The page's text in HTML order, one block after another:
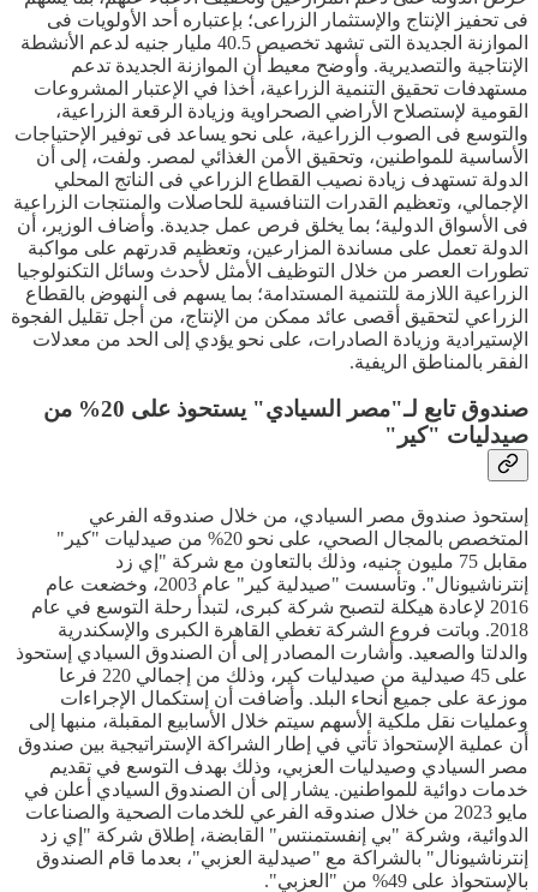
فى تحفيز الإنتاج والإستثمار الزراعى؛ بإعتباره أحد الأولويات فى
الموازنة الجديدة التى تشهد تخصيص 40.5 مليار جنيه لدعم الأنشطة
الإنتاجية والتصديرية. وأوضح معيط أن الموازنة الجديدة تدعم
مستهدفات تحقيق التنمية الزراعية، أخذا في الإعتبار المشروعات
القومية لإستصلاح الأراضي الصحراوية وزيادة الرقعة الزراعية،
والتوسع فى الصوب الزراعية، على نحو يساعد فى توفير الإحتياجات
الأساسية للمواطنين، وتحقيق الأمن الغذائي لمصر. ولفت، إلى أن
الدولة تستهدف زيادة نصيب القطاع الزراعي فى الناتج المحلي
الإجمالي، وتعظيم القدرات التنافسية للحاصلات والمنتجات الزراعية
فى الأسواق الدولية؛ بما يخلق فرص عمل جديدة. وأضاف الوزير، أن
الدولة تعمل على مساندة المزارعين، وتعظيم قدرتهم على مواكبة
تطورات العصر من خلال التوظيف الأمثل لأحدث وسائل التكنولوجيا
الزراعية اللازمة للتنمية المستدامة؛ بما يسهم فى النهوض بالقطاع
الزراعي لتحقيق أقصى عائد ممكن من الإنتاج، من أجل تقليل الفجوة
الإستيرادية وزيادة الصادرات، على نحو يؤدي إلى الحد من معدلات
الفقر بالمناطق الريفية.
صندوق تابع لـ"مصر السيادي" يستحوذ على 20% من
صيدليات "كير"
إستحوذ صندوق مصر السيادي، من خلال صندوقه الفرعي
المتخصص بالمجال الصحي، على نحو 20% من صيدليات "كير"
مقابل 75 مليون جنيه، وذلك بالتعاون مع شركة "إي زد
إنترناشيونال". وتأسست "صيدلية كير" عام 2003، وخضعت عام
2016 لإعادة هيكلة لتصبح شركة كبرى، لتبدأ رحلة التوسع في عام
2018. وباتت فروع الشركة تغطي القاهرة الكبرى والإسكندرية
والدلتا والصعيد. وأشارت المصادر إلى أن الصندوق السيادي إستحوذ
على 45 صيدلية من صيدليات كير، وذلك من إجمالي 220 فرعا
موزعة على جميع أنحاء البلد. وأضافت أن إستكمال الإجراءات
وعمليات نقل ملكية الأسهم سيتم خلال الأسابيع المقبلة، منبها إلى
أن عملية الإستحواذ تأتي في إطار الشراكة الإستراتيجية بين صندوق
مصر السيادي وصيدليات العزبي، وذلك بهدف التوسع في تقديم
خدمات دوائية للمواطنين. يشار إلى أن الصندوق السيادي أعلن في
مايو 2023 من خلال صندوقه الفرعي للخدمات الصحية والصناعات
الدوائية، وشركة "بي إنفستمنتس" القابضة، إطلاق شركة "إي زد
إنترناشيونال" بالشراكة مع "صيدلية العزبي"، بعدما قام الصندوق
بالإستحواذ على 49% من "العزبي".